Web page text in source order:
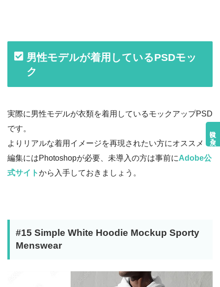
目次に戻る
男性モデルが着用しているPSDモッ
ク
実際に男性モデルが衣類を着用しているモックアップPSD
です。
よりリアルな着用イメージを再現されたい方にオススメ！
編集にはPhotoshopが必要、未導入の方は事前にAdobe公
式サイトから入手しておきましょう。
#15 Simple White Hoodie Mockup Sporty
Menswear